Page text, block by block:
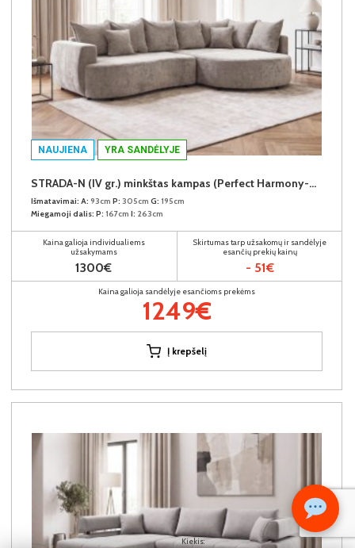
Kiekis:
NAUJIENA YRA SANDĖLYJE
STRADA-N (IV gr.) minkštas kampas (Perfect Harmony-04) D
Išmatavimai: A: 93cm P: 305cm G: 195cm
Miegamoji dalis: P: 167cm I: 263cm
Kaina galioja individualiems
užsakymams
1300€
Skirtumas tarp užsakomų ir sandėlyje
esančių prekių kainų
- 51€
Kaina galioja sandėlyje esančioms prekėms
1249€
Į krepšelį